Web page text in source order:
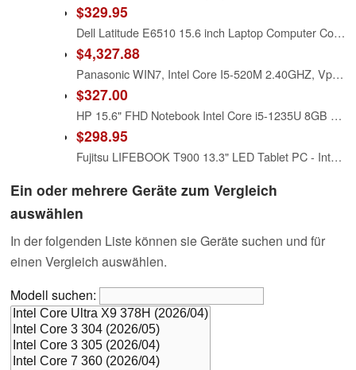
$329.95
Dell Latitude E6510 15.6 inch Laptop Computer Core i5-520M 250GB HD 4GB RAM
$4,327.88
Panasonic WIN7, Intel Core I5-520M 2.40GHZ, Vpro, 13.1 XGA Touch, 160GB, 2GB, Intel WiFi A
$327.00
HP 15.6" FHD Notebook Intel Core i5-1235U 8GB RAM 512GB SSD Natural Silver
$298.95
Fujitsu LIFEBOOK T900 13.3" LED Tablet PC - Intel Core i5 i5-520M 2.40 GHz (FPCM11769)
Ein oder mehrere Geräte zum Vergleich
auswählen
In der folgenden Liste können sie Geräte suchen und für
einen Vergleich auswählen.
Modell suchen: